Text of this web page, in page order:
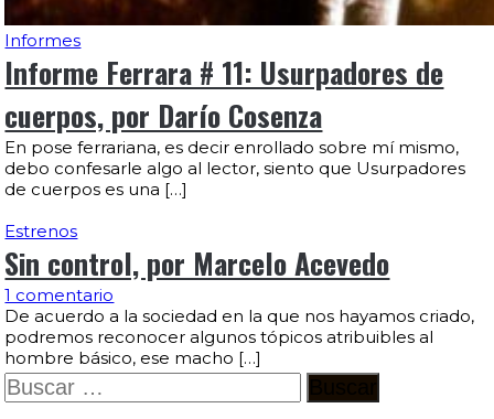
Informes
Informe Ferrara # 11: Usurpadores de
cuerpos, por Darío Cosenza
En pose ferrariana, es decir enrollado sobre mí mismo,
debo confesarle algo al lector, siento que Usurpadores
de cuerpos es una […]
Estrenos
Sin control, por Marcelo Acevedo
1 comentario
De acuerdo a la sociedad en la que nos hayamos criado,
podremos reconocer algunos tópicos atribuibles al
hombre básico, ese macho […]
Buscar: